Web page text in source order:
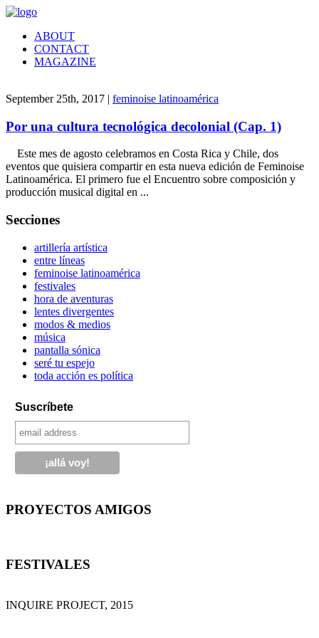
ABOUT
CONTACT
MAGAZINE
September 25th, 2017 | feminoise latinoamérica
Por una cultura tecnológica decolonial (Cap. 1)
Este mes de agosto celebramos en Costa Rica y Chile, dos
eventos que quisiera compartir en esta nueva edición de Feminoise
Latinoamérica. El primero fue el Encuentro sobre composición y
producción musical digital en ...
Secciones
artillería artística
entre líneas
feminoise latinoamérica
festivales
hora de aventuras
lentes divergentes
modos & medios
música
pantalla sónica
seré tu espejo
toda acción es política
Suscríbete
PROYECTOS AMIGOS
FESTIVALES
INQUIRE PROJECT, 2015